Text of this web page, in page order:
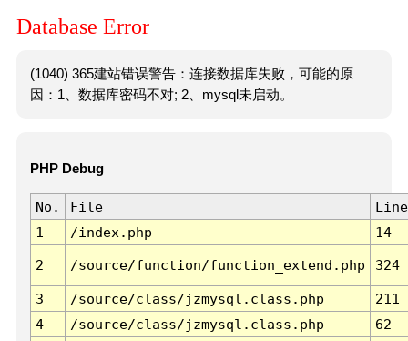
Database Error
(1040) 365建站错误警告：连接数据库失败，可能的原
因：1、数据库密码不对; 2、mysql未启动。
PHP Debug
No. File
Line
1
/index.php 14
2 /source/function/function_extend.php 324
3 /source/class/jzmysql.class.php
211
4
/source/class/jzmysql.class.php
62